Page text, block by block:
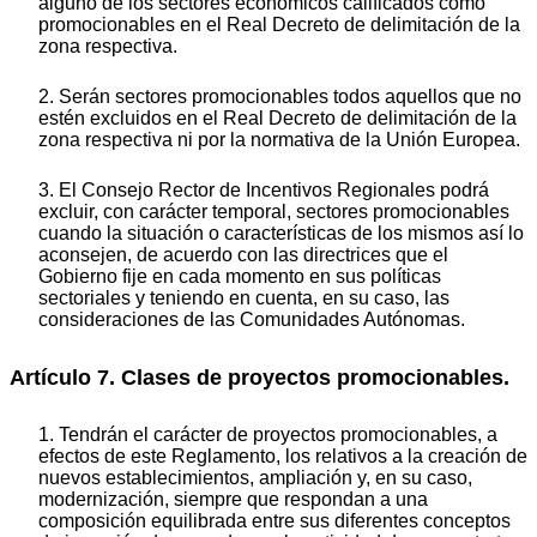
promocionables en el Real Decreto de delimitación de la
zona respectiva.
2. Serán sectores promocionables todos aquellos que no
estén excluidos en el Real Decreto de delimitación de la
zona respectiva ni por la normativa de la Unión Europea.
3. El Consejo Rector de Incentivos Regionales podrá
excluir, con carácter temporal, sectores promocionables
cuando la situación o características de los mismos así lo
aconsejen, de acuerdo con las directrices que el
Gobierno fije en cada momento en sus políticas
sectoriales y teniendo en cuenta, en su caso, las
consideraciones de las Comunidades Autónomas.
Artículo 7. Clases de proyectos promocionables.
1. Tendrán el carácter de proyectos promocionables, a
efectos de este Reglamento, los relativos a la creación de
nuevos establecimientos, ampliación y, en su caso,
modernización, siempre que respondan a una
composición equilibrada entre sus diferentes conceptos